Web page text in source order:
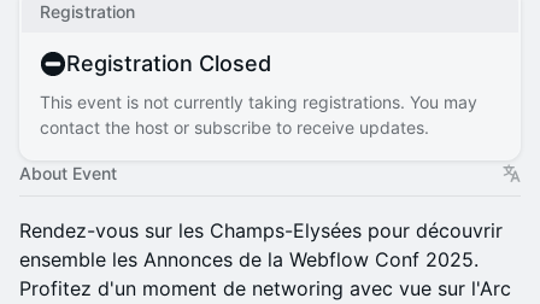
Registration
Registration Closed
This event is not currently taking registrations. You may
contact the host or subscribe to receive updates.
About Event
Rendez-vous sur les Champs-Elysées pour découvrir
ensemble les Annonces de la Webflow Conf 2025.
Profitez d'un moment de networing avec vue sur l'Arc